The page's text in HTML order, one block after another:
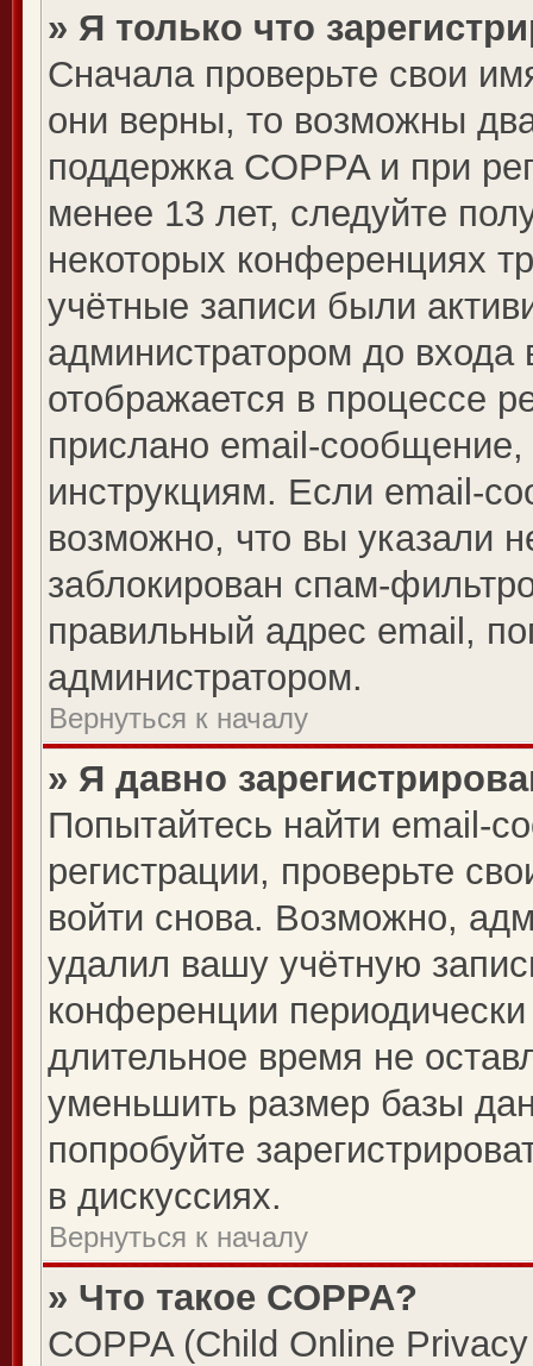
» Я только что
Сначала проверьте свои
они верны, то возможны
поддержка COPPA и при
менее 13 лет, следуйте
некоторых конференциях
учётные записи были
администратором до
отображается в процессе
прислано email-
инструкциям. Если email-
возможно, что вы указали
заблокирован спам-
правильный адрес email,
администратором.
Вернуться к началу
» Я давно
Попытайтесь найти email-
регистрации, проверьте
войти снова. Возможно,
удалил вашу учётную
конференции
длительное время не
уменьшить размер базы
попробуйте
в дискуссиях.
Вернуться к началу
» Что такое COPPA?
COPPA (Child Online